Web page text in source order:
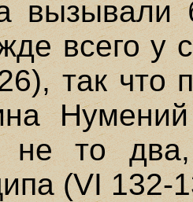
вызывали
всего у
так что
не то
(VI 132-